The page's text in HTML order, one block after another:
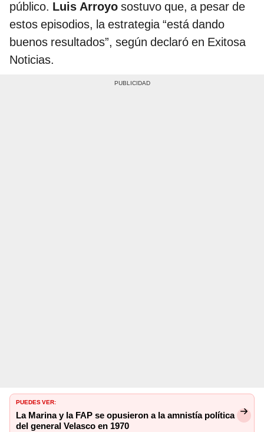
público. Luis Arroyo sostuvo que, a pesar de
estos episodios, la estrategia “está dando
buenos resultados”, según declaró en Exitosa
Noticias.
PUEDES VER:
La Marina y la FAP se opusieron a la amnistía política
del general Velasco en 1970